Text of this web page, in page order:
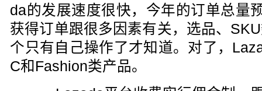
da的发展速度很快，今年的订单总量
获得订单跟很多因素有关，选品、
个只有自己操作了才知道。对了，
C和Fashion类产品。